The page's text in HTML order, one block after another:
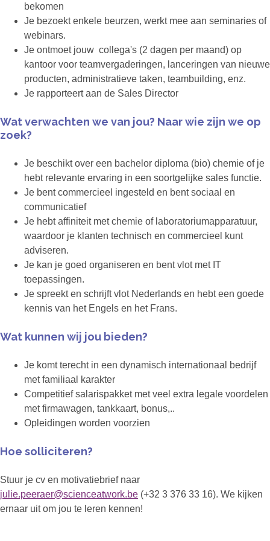
bekomen
Je bezoekt enkele beurzen, werkt mee aan seminaries of
webinars.
Je ontmoet jouw collega's (2 dagen per maand) op
kantoor voor teamvergaderingen, lanceringen van nieuwe
producten, administratieve taken, teambuilding, enz.
Je rapporteert aan de Sales Director
Wat verwachten we van jou? Naar wie zijn we op
zoek?
Je beschikt over een bachelor diploma (bio) chemie of je
hebt relevante ervaring in een soortgelijke sales functie.
Je bent commercieel ingesteld en bent sociaal en
communicatief
Je hebt affiniteit met chemie of laboratoriumapparatuur,
waardoor je klanten technisch en commercieel kunt
adviseren.
Je kan je goed organiseren en bent vlot met IT
toepassingen.
Je spreekt en schrijft vlot Nederlands en hebt een goede
kennis van het Engels en het Frans.
Wat kunnen wij jou bieden?
Je komt terecht in een dynamisch internationaal bedrijf
met familiaal karakter
Competitief salarispakket met veel extra legale voordelen
met firmawagen, tankkaart, bonus,..
Opleidingen worden voorzien
Hoe solliciteren?
Stuur je cv en motivatiebrief naar
julie.peeraer@scienceatwork.be (+32 3 376 33 16). We kijken
ernaar uit om jou te leren kennen!